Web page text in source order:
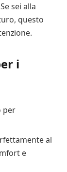
sei alla
questo
i
per
al
e